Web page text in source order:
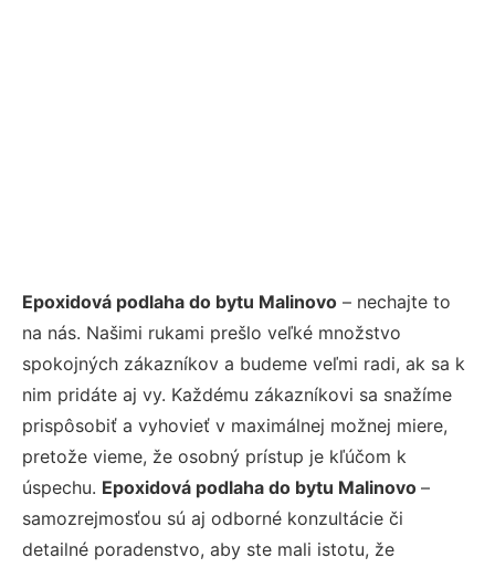
Epoxidová podlaha do bytu Malinovo – nechajte to
na nás. Našimi rukami prešlo veľké množstvo
spokojných zákazníkov a budeme veľmi radi, ak sa k
nim pridáte aj vy. Každému zákazníkovi sa snažíme
prispôsobiť a vyhovieť v maximálnej možnej miere,
pretože vieme, že osobný prístup je kľúčom k
úspechu. Epoxidová podlaha do bytu Malinovo –
samozrejmosťou sú aj odborné konzultácie či
detailné poradenstvo, aby ste mali istotu, že